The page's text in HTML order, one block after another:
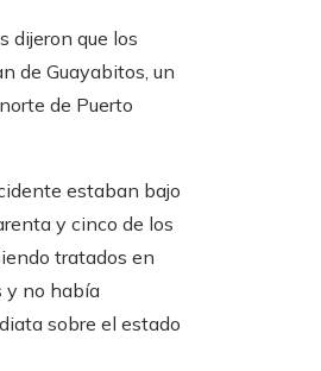
dijeron que los
de Guayabitos, un
de Puerto
estaban bajo
y cinco de los
tratados en
y no había
sobre el estado